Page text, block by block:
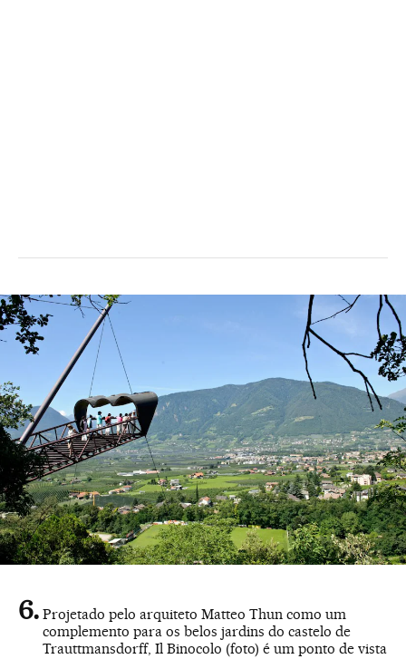
Projetado pelo arquiteto Matteo Thun como um
complemento para os belos jardins do castelo de
Trauttmansdorff, Il Binocolo (foto) é um ponto de vista